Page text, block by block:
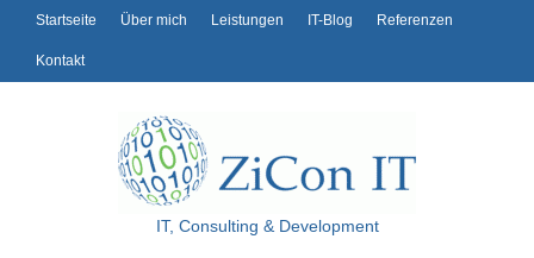
Startseite Über mich Leistungen IT-Blog Referenzen
Kontakt
IT, Consulting & Development